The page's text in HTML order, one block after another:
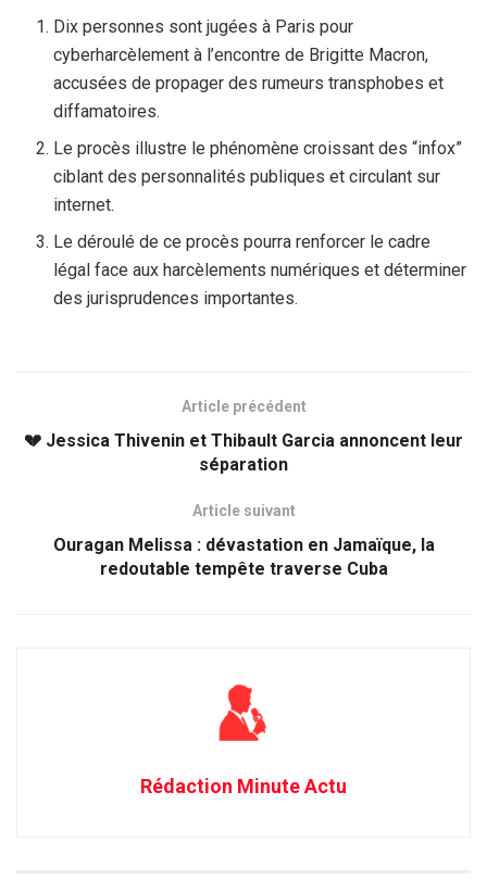
Dix personnes sont jugées à Paris pour
cyberharcèlement à l’encontre de Brigitte Macron,
accusées de propager des rumeurs transphobes et
diffamatoires.
Le procès illustre le phénomène croissant des “infox”
ciblant des personnalités publiques et circulant sur
internet.
Le déroulé de ce procès pourra renforcer le cadre
légal face aux harcèlements numériques et déterminer
des jurisprudences importantes.
Article précédent
💔 Jessica Thivenin et Thibault Garcia annoncent leur
séparation
Article suivant
Ouragan Melissa : dévastation en Jamaïque, la
redoutable tempête traverse Cuba
Rédaction Minute Actu